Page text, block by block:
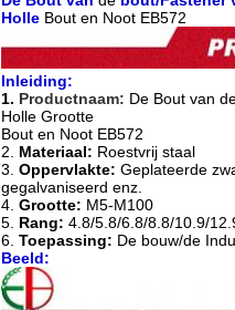
Holle Bout en Noot EB572
Inleiding:
1. Productnaam: De Bout van
Holle Grootte
Bout en Noot EB572
2. Materiaal: Roestvrij staal
3. Oppervlakte: Geplateerde
gegalvaniseerd enz.
4. Grootte: M5-M100
5. Rang: 4.8/5.8/6.8/8.8/10.9/
6. Toepassing: De bouw/de
Beeld: